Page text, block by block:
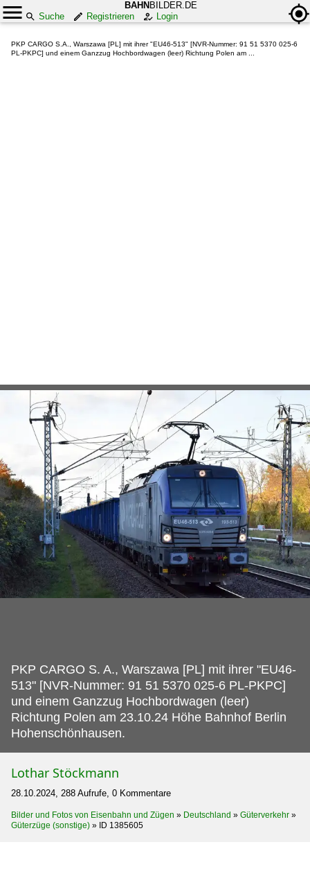
BAHN BILDER.DE
Suche
Registrieren Login
PKP CARGO S.A., Warszawa [PL] mit ihrer "EU46-513" [NVR-Nummer: 91 51 5370 025-6
PL-PKPC] und einem Ganzzug Hochbordwagen (leer) Richtung Polen am ...
PKP CARGO S. A., Warszawa [PL] mit ihrer "EU46-
513" [NVR-Nummer: 91 51 5370 025-6 PL-PKPC]
und einem Ganzzug Hochbordwagen (leer)
Richtung Polen am 23.10.24 Höhe Bahnhof Berlin
Hohenschönhausen.
Lothar Stöckmann
28.10.2024, 288 Aufrufe, 0 Kommentare
Bilder und Fotos von Eisenbahn und Zügen » Deutschland » Güterverkehr »
Güterzüge (sonstige) » ID 1385605